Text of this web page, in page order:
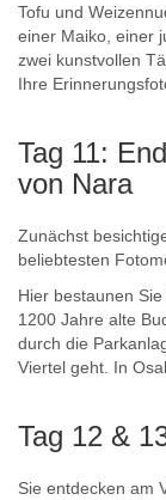
Tofu und
einer Maiko, einer
zwei kunstvollen
Ihre
Tag 11:
von Nara
Zunächst
beliebtesten
Hier bestaunen
1200 Jahre alte
durch die
Viertel geht. In
Tag 12 &
Sie entdecken am